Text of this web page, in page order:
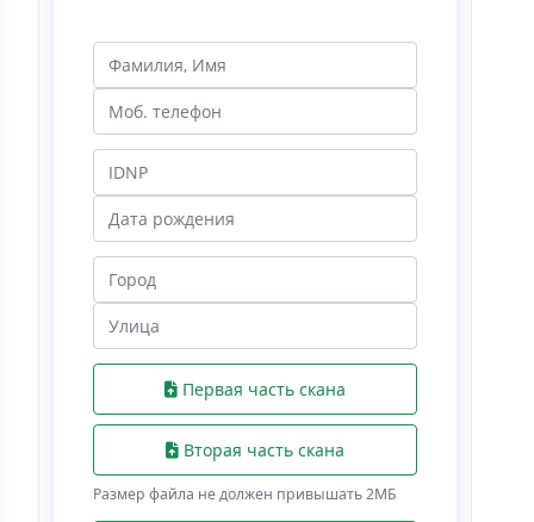
Первая часть скана
Вторая часть скана
Размер файла не должен привышать 2МБ